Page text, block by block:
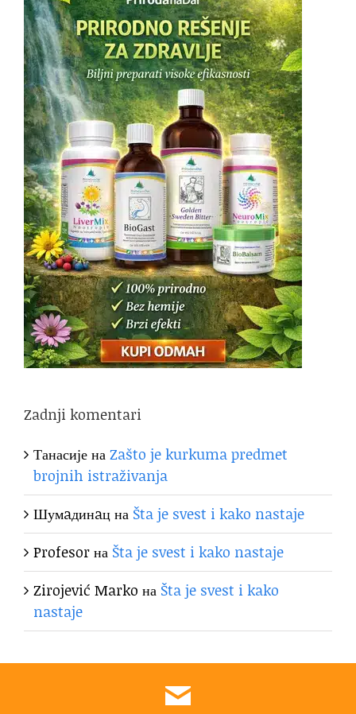
Zadnji komentari
ТанасијенаZašto je kurkuma predmet
brojnih istraživanja
Шумaдинaцна Šta je svest i kako nastaje
Profesorна Šta je svest i kako nastaje
Zirojević Marko на Šta je svest i kako
nastaje